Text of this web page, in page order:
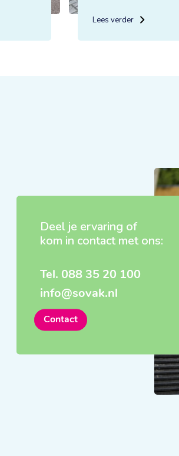
Lees verder
Deel je ervaring of
kom in contact met ons:
Tel. 088 35 20 100
info@sovak.nl
Contact